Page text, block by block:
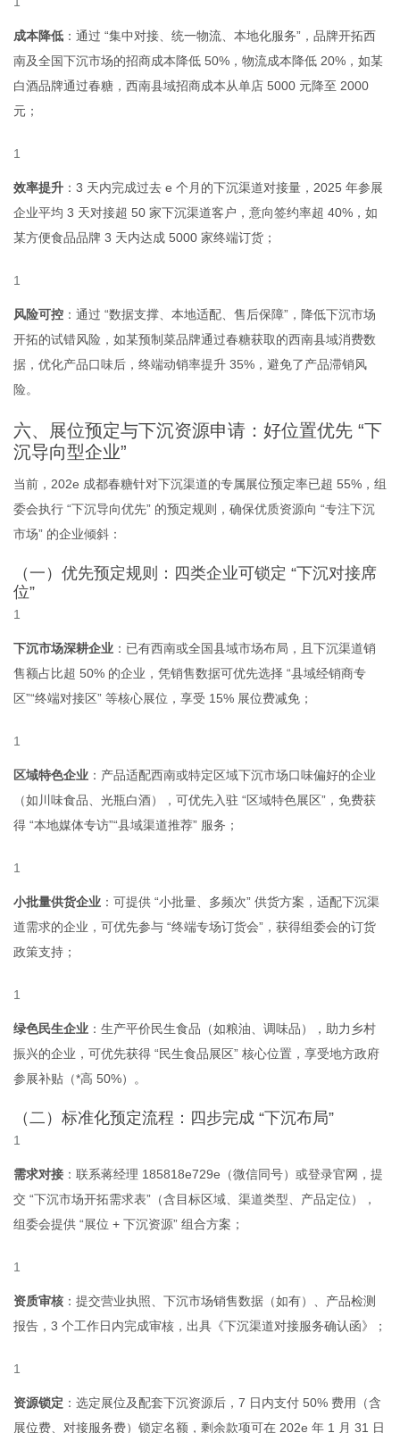
成本降低 ：通过 “集中对接、统一物流、本地化服务”，品牌开拓西
南及全国下沉市场的招商成本降低 50%，物流成本降低 20%，如某
白酒品牌通过春糖，西南县域招商成本从单店 5000 元降至 2000
元；
效率提升 ：3 天内完成过去 e 个月的下沉渠道对接量，2025 年参展
企业平均 3 天对接超 50 家下沉渠道客户，意向签约率超 40%，如
某方便食品品牌 3 天内达成 5000 家终端订货；
风险可控 ：通过 “数据支撑、本地适配、售后保障”，降低下沉市场
开拓的试错风险，如某预制菜品牌通过春糖获取的西南县域消费数
据，优化产品口味后，终端动销率提升 35%，避免了产品滞销风
险。
六、展位预定与下沉资源申请：好位置优先 “下
沉导向型企业”
当前，202e 成都春糖针对下沉渠道的专属展位预定率已超 55%，组
委会执行 “下沉导向优先” 的预定规则，确保优质资源向 “专注下沉
市场” 的企业倾斜：
（一）优先预定规则：四类企业可锁定 “下沉对接席
位”
下沉市场深耕企业 ：已有西南或全国县域市场布局，且下沉渠道销
售额占比超 50% 的企业，凭销售数据可优先选择 “县域经销商专
区”“终端对接区” 等核心展位，享受 15% 展位费减免；
区域特色企业 ：产品适配西南或特定区域下沉市场口味偏好的企业
（如川味食品、光瓶白酒），可优先入驻 “区域特色展区”，免费获
得 “本地媒体专访”“县域渠道推荐” 服务；
小批量供货企业 ：可提供 “小批量、多频次” 供货方案，适配下沉渠
道需求的企业，可优先参与 “终端专场订货会”，获得组委会的订货
政策支持；
绿色民生企业 ：生产平价民生食品（如粮油、调味品），助力乡村
振兴的企业，可优先获得 “民生食品展区” 核心位置，享受地方政府
参展补贴（*高 50%）。
（二）标准化预定流程：四步完成 “下沉布局”
需求对接 ：联系蒋经理 185818e729e （微信同号）或登录官网，提
交 “下沉市场开拓需求表”（含目标区域、渠道类型、产品定位），
组委会提供 “展位 + 下沉资源” 组合方案；
资质审核 ：提交营业执照、下沉市场销售数据（如有）、产品检测
报告，3 个工作日内完成审核，出具《下沉渠道对接服务确认函》；
资源锁定 ：选定展位及配套下沉资源后，7 日内支付 50% 费用（含
展位费、对接服务费）锁定名额，剩余款项可在 202e 年 1 月 31 日